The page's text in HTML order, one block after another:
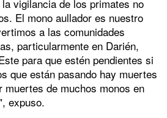
vigilancia de los primates no
El mono aullador es nuestro
a las comunidades
particularmente en Darién,
para que estén pendientes si
que están pasando hay muertes
muertes de muchos monos en
expuso.